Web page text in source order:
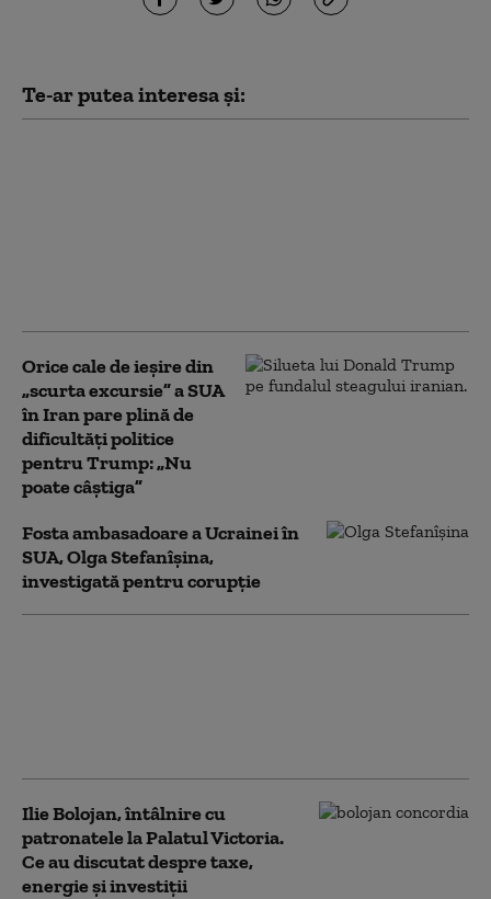
Te-ar putea interesa și:
Orice cale de ieșire din
„scurta excursie” a SUA
în Iran pare plină de
dificultăți politice
pentru Trump: „Nu
poate câștiga”
Fosta ambasadoare a Ucrainei în
SUA, Olga Stefanîşina,
investigată pentru corupţie
Ilie Bolojan, întâlnire cu
patronatele la Palatul Victoria.
Ce au discutat despre taxe,
energie și investiții